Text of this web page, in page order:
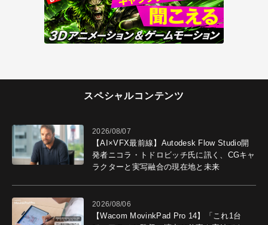
スペシャルコンテンツ
2026/08/07
【AI×VFX最前線】Autodesk Flow Studio開
発者ニコラ・トドロビッチ氏に訊く、CGキャ
ラクターと実写融合の現在地と未来
2026/08/06
【Wacom MovinkPad Pro 14】「これ1台